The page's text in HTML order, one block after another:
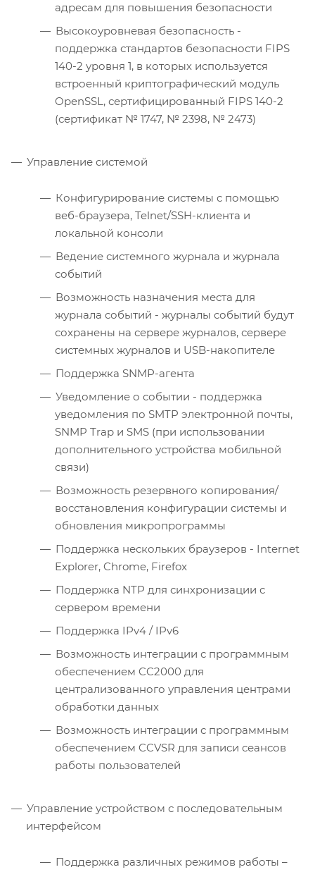
адресам для повышения безопасности
Высокоуровневая безопасность -
поддержка стандартов безопасности FIPS
140-2 уровня 1, в которых используется
встроенный криптографический модуль
OpenSSL, сертифицированный FIPS 140-2
(сертификат № 1747, № 2398, № 2473)
Управление системой
Конфигурирование системы с помощью
веб-браузера, Telnet/SSH-клиента и
локальной консоли
Ведение системного журнала и журнала
событий
Возможность назначения места для
журнала событий - журналы событий будут
сохранены на сервере журналов, сервере
системных журналов и USB-накопителе
Поддержка SNMP-агента
Уведомление о событии - поддержка
уведомления по SMTP электронной почты,
SNMP Trap и SMS (при использовании
дополнительного устройства мобильной
связи)
Возможность резервного копирования/
восстановления конфигурации системы и
обновления микропрограммы
Поддержка нескольких браузеров - Internet
Explorer, Chrome, Firefox
Поддержка NTP для синхронизации с
сервером времени
Поддержка IPv4 / IPv6
Возможность интеграции с программным
обеспечением CC2000 для
централизованного управления центрами
обработки данных
Возможность интеграции с программным
обеспечением CCVSR для записи сеансов
работы пользователей
Управление устройством с последовательным
интерфейсом
Поддержка различных режимов работы –